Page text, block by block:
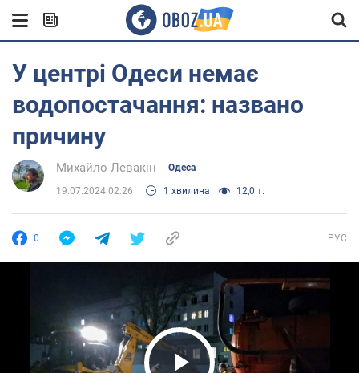
У центрі Одеси немає
водопостачання: названо
причину
Михайло Левакін Одеса
19.07.2024 02:26 1 хвилина 12,0 т.
0 РУС